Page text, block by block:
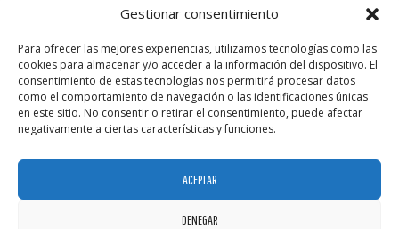
Gestionar consentimiento
Para ofrecer las mejores experiencias, utilizamos tecnologías como las
cookies para almacenar y/o acceder a la información del dispositivo. El
consentimiento de estas tecnologías nos permitirá procesar datos
como el comportamiento de navegación o las identificaciones únicas
en este sitio. No consentir o retirar el consentimiento, puede afectar
negativamente a ciertas características y funciones.
ACEPTAR
DENEGAR